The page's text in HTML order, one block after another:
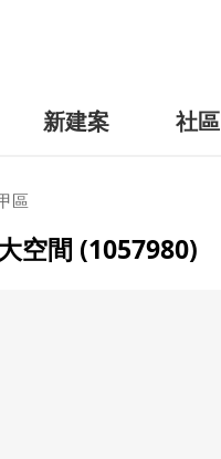
新建案 社區
區
空間 (1057980)